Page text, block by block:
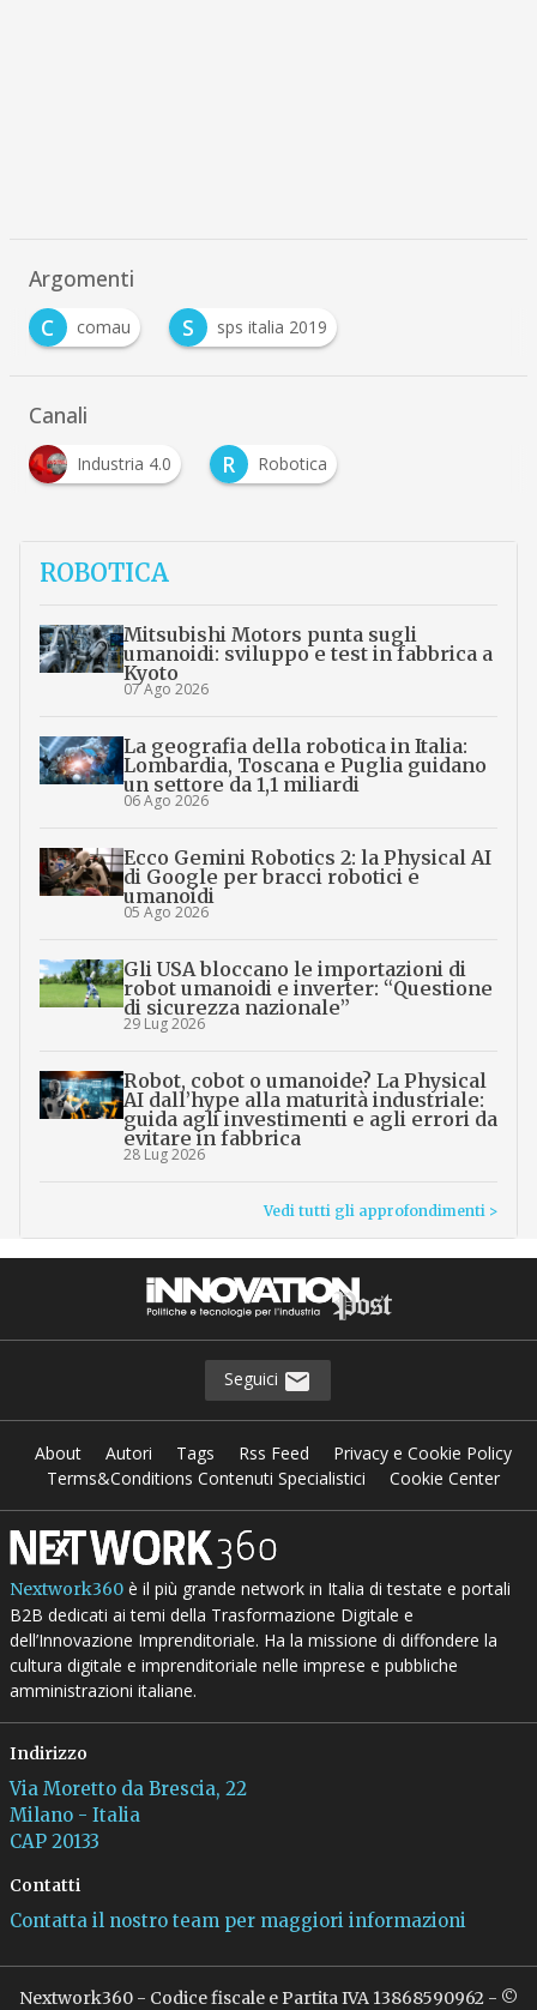
Argomenti
C
comau S sps italia 2019
Canali
Industria 4.0 R Robotica
ROBOTICA
Mitsubishi Motors punta sugli
umanoidi: sviluppo e test in fabbrica a
Kyoto
07 Ago 2026
La geografia della robotica in Italia:
Lombardia, Toscana e Puglia guidano
un settore da 1,1 miliardi
06 Ago 2026
Ecco Gemini Robotics 2: la Physical AI
di Google per bracci robotici e
umanoidi
05 Ago 2026
Gli USA bloccano le importazioni di
robot umanoidi e inverter: “Questione
di sicurezza nazionale”
29 Lug 2026
Robot, cobot o umanoide? La Physical
AI dall’hype alla maturità industriale:
guida agli investimenti e agli errori da
evitare in fabbrica
28 Lug 2026
Vedi tutti gli approfondimenti >
Seguici
About Autori Tags Rss Feed
Privacy e Cookie Policy
Terms&Conditions Contenuti Specialistici
Cookie Center
Nextwork360è il più grande network in Italia di testate e portali
B2B dedicati ai temi della Trasformazione Digitale e
dell’Innovazione Imprenditoriale. Ha la missione di diffondere la
cultura digitale e imprenditoriale nelle imprese e pubbliche
amministrazioni italiane.
Indirizzo
Via Moretto da Brescia, 22
Milano - Italia
CAP 20133
Contatti
Contatta il nostro team per maggiori informazioni
Nextwork360 - Codice fiscale e Partita IVA 13868590962 - ©